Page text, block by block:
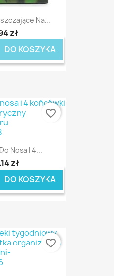
Na...
zł
DO KOSZYKA
Nosa I 4...
zł
DO KOSZYKA
favorite_border
favorite_border